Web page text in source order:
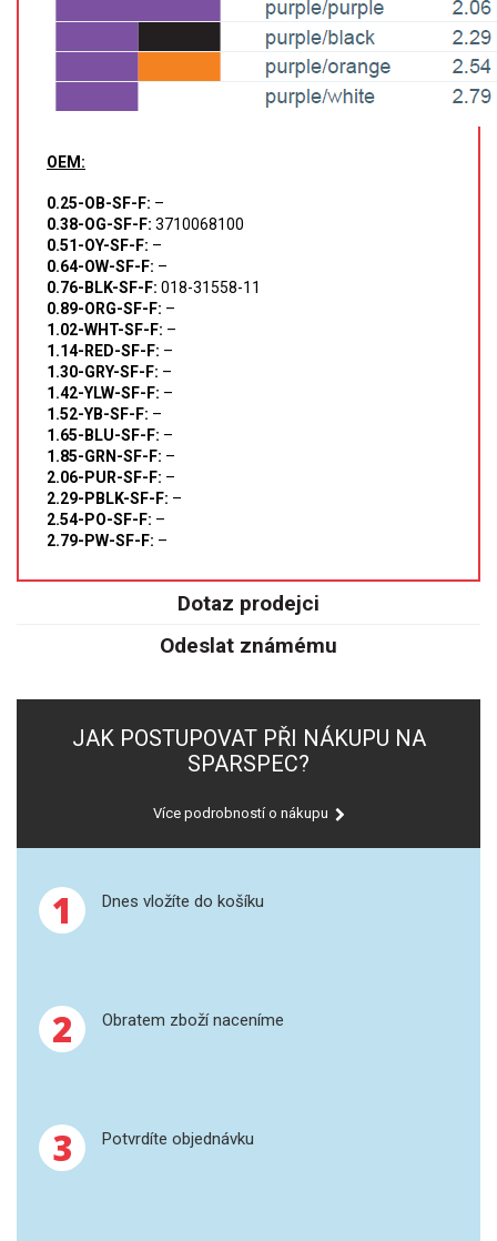
OEM:
0.25-OB-SF-F: –
0.38-OG-SF-F: 3710068100
0.51-OY-SF-F: –
0.64-OW-SF-F: –
0.76-BLK-SF-F: 018-31558-11
0.89-ORG-SF-F: –
1.02-WHT-SF-F: –
1.14-RED-SF-F: –
1.30-GRY-SF-F: –
1.42-YLW-SF-F: –
1.52-YB-SF-F: –
1.65-BLU-SF-F: –
1.85-GRN-SF-F: –
2.06-PUR-SF-F: –
2.29-PBLK-SF-F: –
2.54-PO-SF-F: –
2.79-PW-SF-F: –
Dotaz prodejci
Odeslat známému
JAK POSTUPOVAT PŘI NÁKUPU NA
SPARSPEC?
Více podrobností o nákupu
1 Dnes vložíte do košíku
2 Obratem zboží naceníme
3 Potvrdíte objednávku